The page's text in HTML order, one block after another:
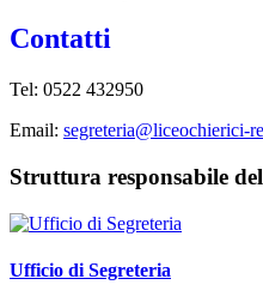
Contatti
Tel: 0522 432950
Email: segreteria@liceochierici-
Struttura responsabile
Ufficio di Segreteria